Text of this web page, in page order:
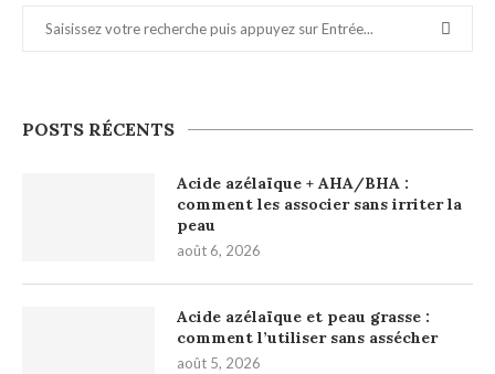
POSTS RÉCENTS
Acide azélaïque + AHA/BHA :
comment les associer sans irriter la
peau
août 6, 2026
Acide azélaïque et peau grasse :
comment l’utiliser sans assécher
août 5, 2026